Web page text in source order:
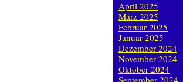
April 2025
März 2025
Februar 2025
Januar 2025
Dezember 2024
November 2024
Oktober 2024
September 2024